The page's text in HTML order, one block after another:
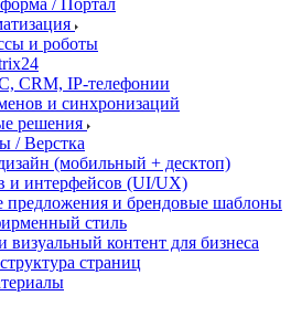
/ Портал
и роботы
CRM, IP-телефонии
и синхронизаций
решения
/ Верстка
(мобильный + десктоп)
и интерфейсов (UI/UX)
предложения и брендовые шаблоны
стиль
визуальный контент для бизнеса
страниц